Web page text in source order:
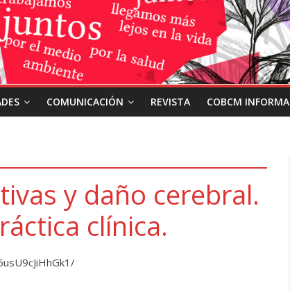
COMUNICACIÓN REVISTA COBCM INFORMA
y daño cerebral.
clínica.